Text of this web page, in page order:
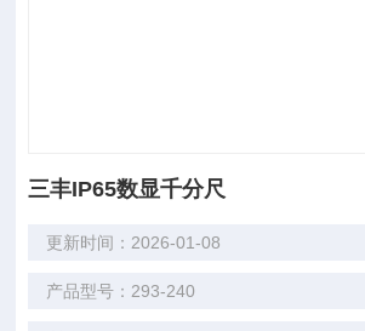
三丰IP65数显千分尺
更新时间：2026-01-08
产品型号：293-240